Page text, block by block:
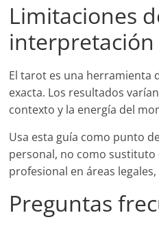
Limitaciones
interpretación
El tarot es una herramienta
exacta. Los resultados
contexto y la energía del
Usa esta guía como punto
personal, no como sustituto
profesional en áreas
Preguntas